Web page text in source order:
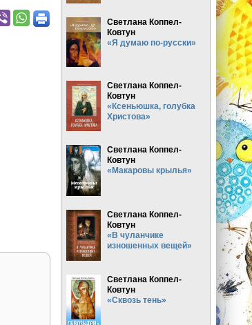
Светлана Коппел-
Ковтун
«Я думаю по-русски»
Светлана Коппел-
Ковтун
«Ксеньюшка, голубка
Христова»
Светлана Коппел-
Ковтун
«Макаровы крылья»
Светлана Коппел-
Ковтун
«В чуланчике
изношенных вещей»
Светлана Коппел-
Ковтун
«Сквозь тень»